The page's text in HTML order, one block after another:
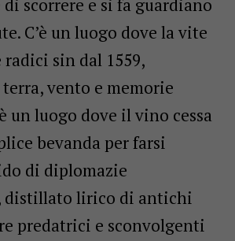
scorrere e si fa guardiano
C’è un luogo dove la vite
radici sin dal 1559,
vento e memorie
un luogo dove il vino cessa
bevanda per farsi
di diplomazie
lirico di antichi
predatrici e sconvolgenti